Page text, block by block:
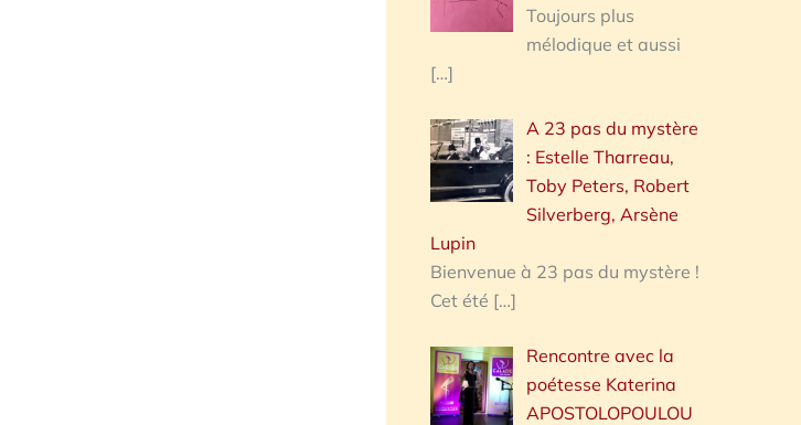
Toujours plus
mélodique et aussi
[…]
A 23 pas du mystère
: Estelle Tharreau,
Toby Peters, Robert
Silverberg, Arsène
Lupin
Bienvenue à 23 pas du mystère !
Cet été […]
Rencontre avec la
poétesse Katerina
APOSTOLOPOULOU